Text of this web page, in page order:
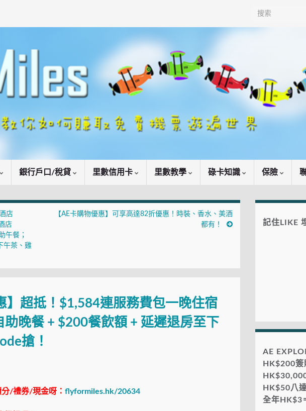
Search for:
銀行戶口/稅貸 里數信用卡 里數教學 碌卡知識 保險
店
店
午餐；
午茶、雞
【AE卡購物優惠】可享高達82折優惠！時裝、香水、美酒
都有！
】超抵！$1,584連服務費包一晚住宿
助晚餐 + $200餐飲額 + 延遲退房至下
搶！
/禮券/現金呀： flyformiles.hk/20634
記住LIKE
AE
HK$200簽
HK$50八
全年HK$3